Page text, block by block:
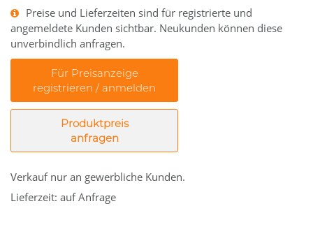
Preise und Lieferzeiten sind für registrierte und
angemeldete Kunden sichtbar. Neukunden können diese
unverbindlich anfragen.
Für Preisanzeige
registrieren / anmelden
Produktpreis
anfragen
Verkauf nur an gewerbliche Kunden.
Lieferzeit: auf Anfrage